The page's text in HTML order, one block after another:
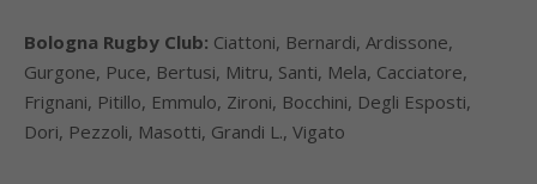
Bologna Rugby Club: Ciattoni, Bernardi, Ardissone,
Gurgone, Puce, Bertusi, Mitru, Santi, Mela, Cacciatore,
Frignani, Pitillo, Emmulo, Zironi, Bocchini, Degli Esposti,
Dori, Pezzoli, Masotti, Grandi L., Vigato